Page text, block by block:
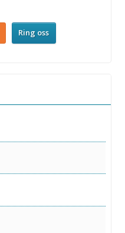
Ring oss